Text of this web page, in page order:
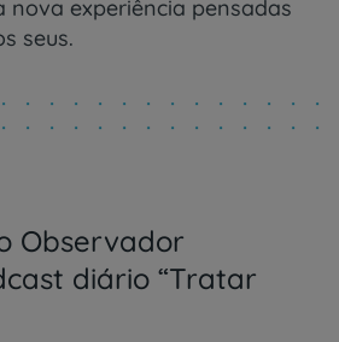
nova experiência pensadas
seus.
Observador
diário “Tratar